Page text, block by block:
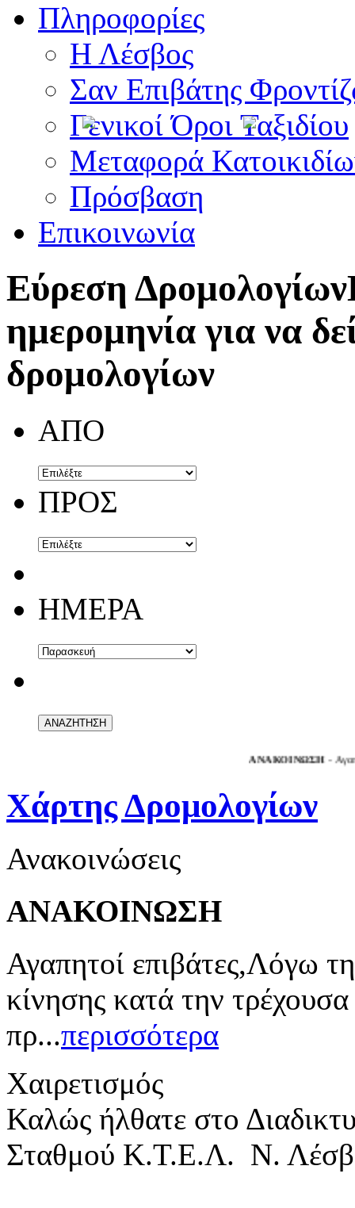
Πληροφορίες
Η Λέσβος
Σαν Επιβάτης
Γενικοί Όροι Ταξιδίου
Μεταφορά
Πρόσβαση
Επικοινωνία
Εύρεση Δρομολογίων
ημερομηνία για να
δρομολογίων
ΑΠΟ
ΠΡΟΣ
ΗΜΕΡΑ
ΑΝΑΚΟΙΝΩΣΗ- Αγαπητοί
Χάρτης Δρομολογίων
Ανακοινώσεις
ΑΝΑΚΟΙΝΩΣΗ
Αγαπητοί επιβάτες,Λόγω
κίνησης κατά την
πρ...περισσότερα
Χαιρετισμός
Καλώς ήλθατε στο
Σταθμού Κ.Τ.Ε.Λ. Ν.